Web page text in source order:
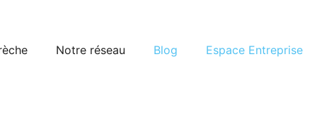
Notre réseau Blog Espace Entreprise